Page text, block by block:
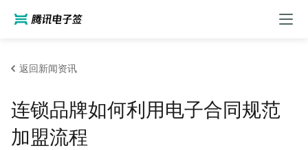
返回新闻资讯
连锁品牌如何利用电子合同规范
加盟流程